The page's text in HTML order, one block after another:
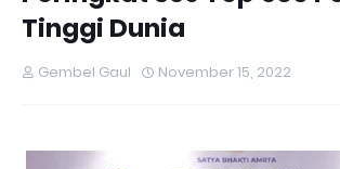
Tinggi Dunia
Gembel Gaul November 15, 2022